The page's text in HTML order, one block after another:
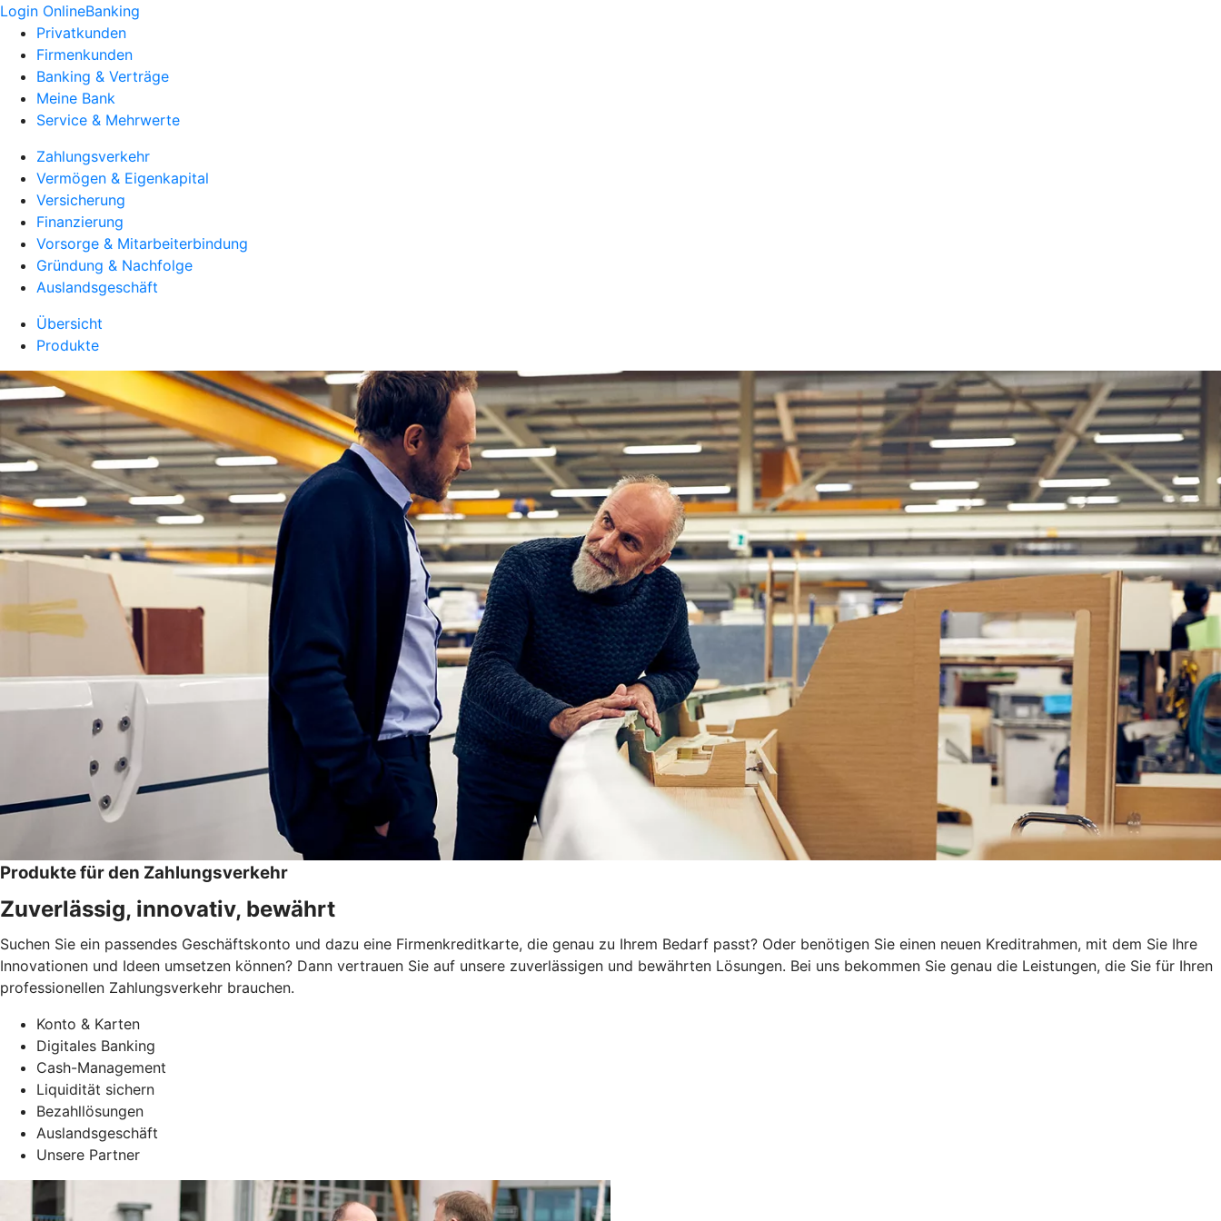
Login OnlineBanking
Privatkunden
Firmenkunden
Banking & Verträge
Meine Bank
Service & Mehrwerte
Zahlungsverkehr
Vermögen & Eigenkapital
Versicherung
Finanzierung
Vorsorge & Mitarbeiterbindung
Gründung & Nachfolge
Auslandsgeschäft
Übersicht
Produkte
Produkte für den Zahlungsverkehr
Zuverlässig, innovativ, bewährt
Suchen Sie ein passendes Geschäftskonto und dazu eine Firmenkreditkarte, die genau zu Ihrem Bedarf passt? Oder benötigen Sie einen neuen Kreditrahmen, mit dem Sie Ihre
Innovationen und Ideen umsetzen können? Dann vertrauen Sie auf unsere zuverlässigen und bewährten Lösungen. Bei uns bekommen Sie genau die Leistungen, die Sie für Ihren
professionellen Zahlungsverkehr brauchen.
Konto & Karten
Digitales Banking
Cash-Management
Liquidität sichern
Bezahllösungen
Auslandsgeschäft
Unsere Partner